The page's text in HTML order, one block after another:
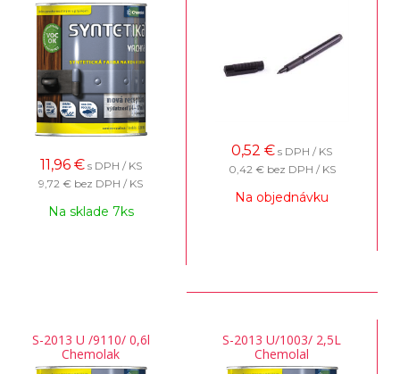
11,96 € s DPH / KS
9,72 € bez DPH / KS
Na sklade 7ks
0,52 € s DPH / KS
0,42 € bez DPH / KS
Na objednávku
S-2013 U /9110/ 0,6l
Chemolak
S-2013 U/1003/ 2,5L
Chemolal